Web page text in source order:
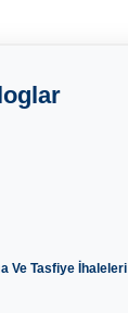
Ve Tasfiye İhaleleri